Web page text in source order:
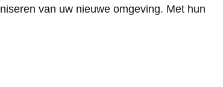
van uw nieuwe omgeving. Met hun